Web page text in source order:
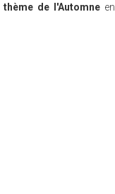
thème de l'Automneen